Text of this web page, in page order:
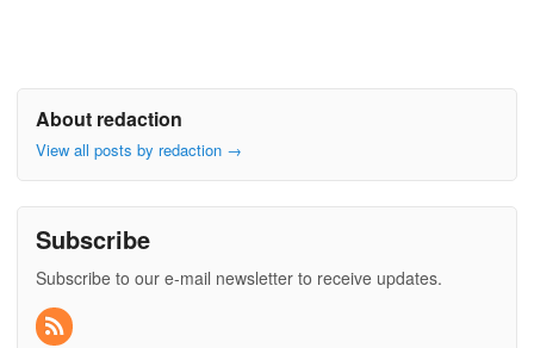
About redaction
View all posts by redaction →
Subscribe
Subscribe to our e-mail newsletter to receive updates.